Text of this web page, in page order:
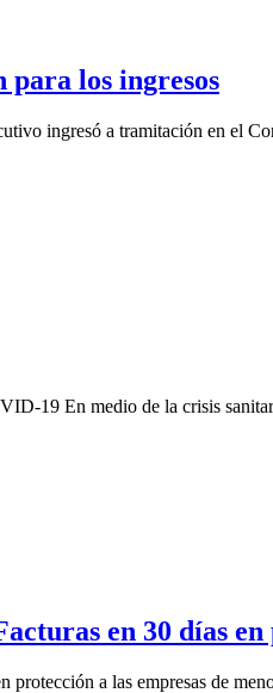
para los ingresos
ingresó a tramitación en el
19 En medio de la crisis
en 30 días
protección a las empresas de